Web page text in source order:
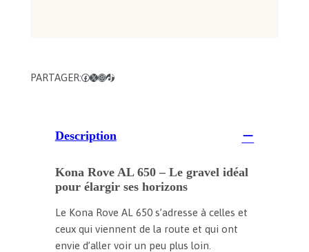
PARTAGER:Facebook X InstagramTikTok
Description
Kona Rove AL 650 – Le gravel idéal
pour élargir ses horizons
Le Kona Rove AL 650 s’adresse à celles et
ceux qui viennent de la route et qui ont
envie d’aller voir un peu plus loin.